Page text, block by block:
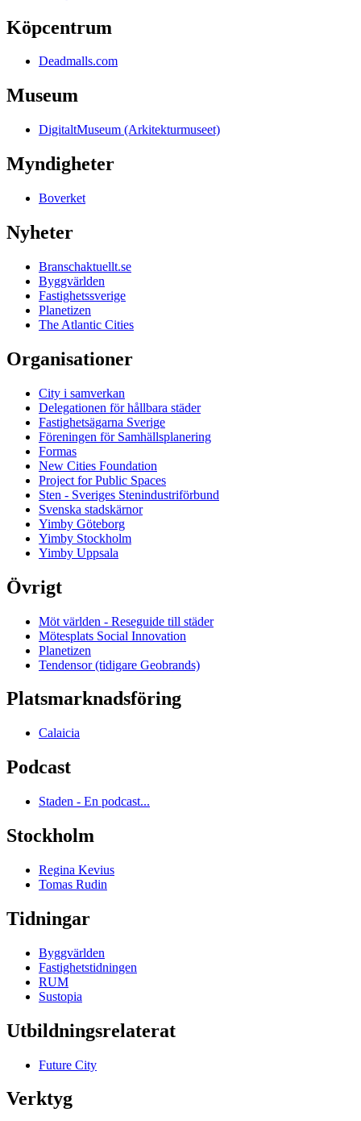
Köpcentrum
Deadmalls.com
Museum
DigitaltMuseum (Arkitekturmuseet)
Myndigheter
Boverket
Nyheter
Branschaktuellt.se
Byggvärlden
Fastighetssverige
Planetizen
The Atlantic Cities
Organisationer
City i samverkan
Delegationen för hållbara städer
Fastighetsägarna Sverige
Föreningen för Samhällsplanering
Formas
New Cities Foundation
Project for Public Spaces
Sten - Sveriges Stenindustriförbund
Svenska stadskärnor
Yimby Göteborg
Yimby Stockholm
Yimby Uppsala
Övrigt
Möt världen - Reseguide till städer
Mötesplats Social Innovation
Planetizen
Tendensor (tidigare Geobrands)
Platsmarknadsföring
Calaicia
Podcast
Staden - En podcast...
Stockholm
Regina Kevius
Tomas Rudin
Tidningar
Byggvärlden
Fastighetstidningen
RUM
Sustopia
Utbildningsrelaterat
Future City
Verktyg